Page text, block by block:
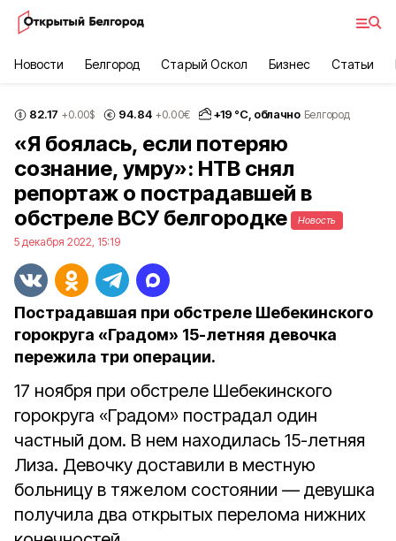
Новости Белгород Старый Оскол Бизнес Статьи
82.17 +0.00$ 94.84 +0.00€ +19 °С, облачно Белгород
«Я боялась, если потеряю
сознание, умру»: НТВ снял
репортаж о пострадавшей в
обстреле ВСУ белгородке
Новость
5 декабря 2022, 15:19
Пострадавшая при обстреле Шебекинского
горокруга «Градом» 15-летняя девочка
пережила три операции.
17 ноября при обстреле Шебекинского
горокруга «Градом» пострадал один
частный дом. В нем находилась 15-летняя
Лиза. Девочку доставили в местную
больницу в тяжелом состоянии — девушка
получила два открытых перелома нижних